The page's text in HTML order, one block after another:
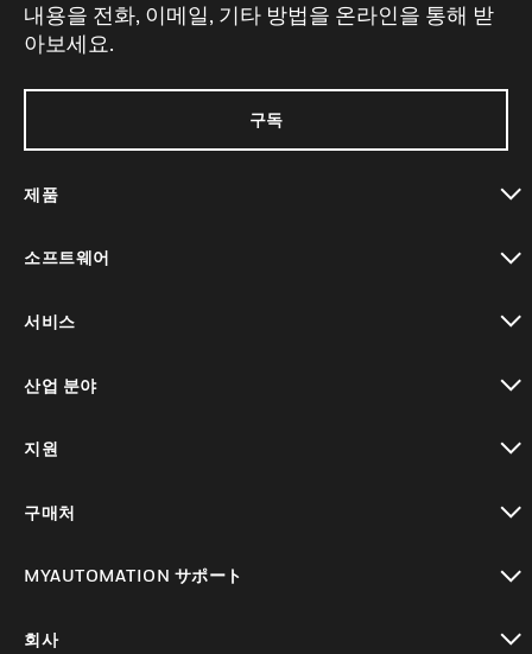
내용을 전화, 이메일, 기타 방법을 온라인을 통해 받
아보세요.
구독
제품
소프트웨어
서비스
산업 분야
지원
구매처
MYAUTOMATION サポート
회사